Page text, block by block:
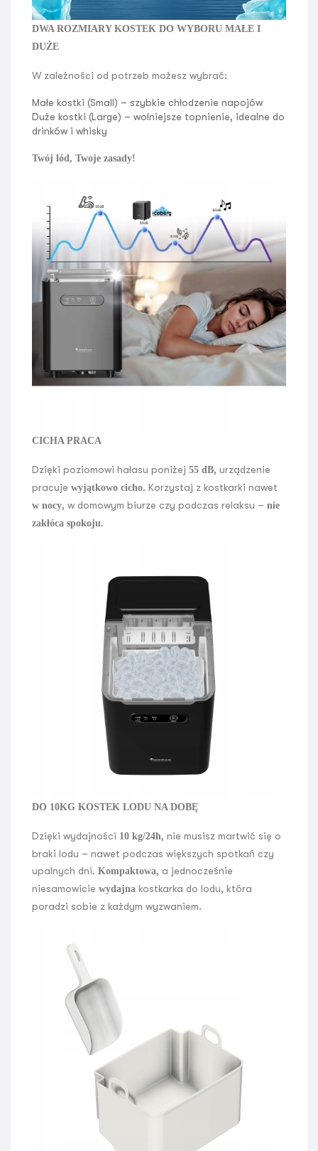
DWA ROZMIARY KOSTEK DO WYBORU MAŁE I
DUŻE
W zależności od potrzeb możesz wybrać:
Małe kostki (Small) – szybkie chłodzenie napojów
Duże kostki (Large) – wolniejsze topnienie, idealne do
drinków i whisky
Twój lód, Twoje zasady!
CICHA PRACA
Dzięki poziomowi hałasu poniżej 55 dB, urządzenie
pracuje wyjątkowo cicho. Korzystaj z kostkarki nawet
w nocy, w domowym biurze czy podczas relaksu – nie
zakłóca spokoju.
DO 10KG KOSTEK LODU NA DOBĘ
Dzięki wydajności 10 kg/24h, nie musisz martwić się o
braki lodu – nawet podczas większych spotkań czy
upalnych dni. Kompaktowa, a jednocześnie
niesamowicie wydajna kostkarka do lodu, która
poradzi sobie z każdym wyzwaniem.